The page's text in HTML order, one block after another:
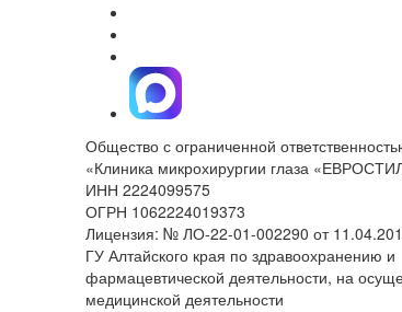
Общество с ограниченной
«Клиника микрохирургии глаза
ИНН 2224099575
ОГРН 1062224019373
Лицензия: № ЛО-22-01-002290 от
ГУ Алтайского края по здравоохранению и
фармацевтической деятельности, на
медицинской деятельности